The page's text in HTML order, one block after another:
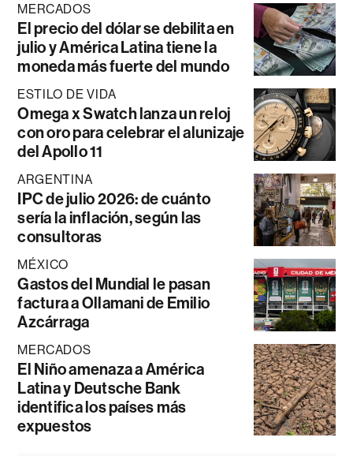
MERCADOS
El precio del dólar se debilita en
julio y América Latina tiene la
moneda más fuerte del mundo
ESTILO DE VIDA
Omega x Swatch lanza un reloj
con oro para celebrar el alunizaje
del Apollo 11
ARGENTINA
IPC de julio 2026: de cuánto
sería la inflación, según las
consultoras
MÉXICO
Gastos del Mundial le pasan
factura a Ollamani de Emilio
Azcárraga
MERCADOS
El Niño amenaza a América
Latina y Deutsche Bank
identifica los países más
expuestos